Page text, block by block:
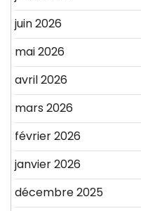
juin 2026
mai 2026
avril 2026
mars 2026
février 2026
janvier 2026
décembre 2025